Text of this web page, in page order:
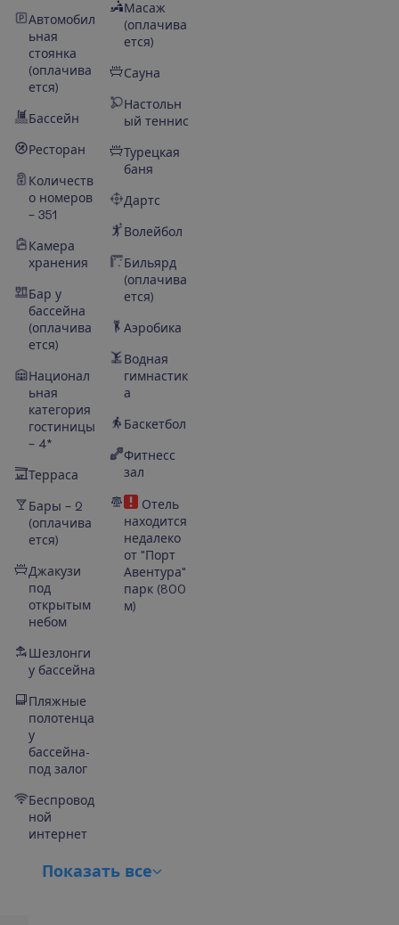
Автомобил
ьная
стоянка
(оплачива
ется)
Бассейн
Ресторан
Количеств
о номеров
– 351
Камера
хранения
Бар у
бассейна
(оплачива
ется)
Национал
ьная
категория
гостиницы
– 4*
Терраса
Бары – 2
(оплачива
ется)
Джакузи
под
открытым
небом
Шезлонги
у бассейна
Пляжные
полотенца
у
бассейна-
под залог
Беспровод
ной
интернет
Масаж
(оплачива
ется)
Сауна
Настольн
ый теннис
Турецкая
баня
Дартс
Волейбол
Бильярд
(оплачива
ется)
Аэробика
Водная
гимнастик
а
Баскетбол
Фитнесс
зал
Отель
находится
недалеко
от "Порт
Авентура"
парк (800
м)
Показать все